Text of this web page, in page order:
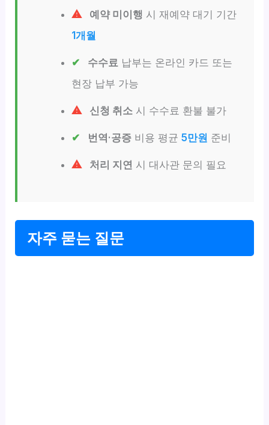
예약 미이행 시 재예약 대기 기간
1개월
수수료 납부는 온라인 카드 또는
현장 납부 가능
신청 취소시 수수료 환불 불가
번역·공증비용 평균 5만원 준비
처리 지연 시 대사관 문의 필요
자주 묻는 질문